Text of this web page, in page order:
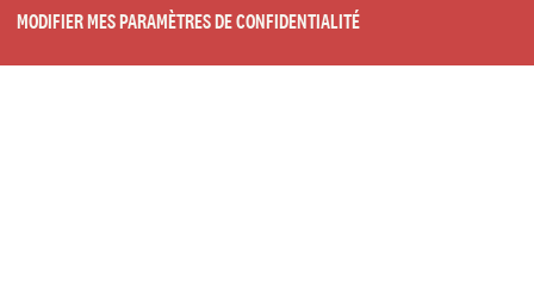
MODIFIER MES PARAMÈTRES DE CONFIDENTIALITÉ